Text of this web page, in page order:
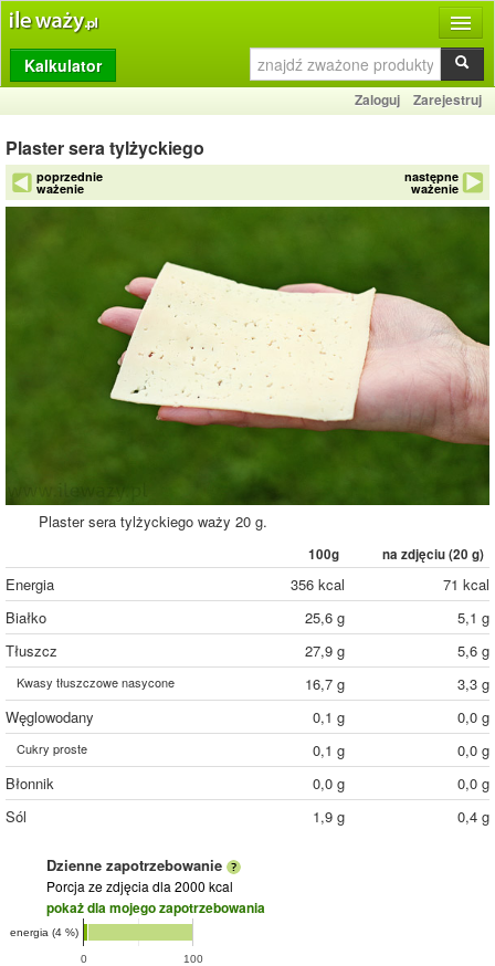
Produkty
Dziennik
Przelicznik
Porównywarka
Kalkulator
Zaloguj Zarejestruj
Plaster sera tylżyckiego
poprzednie
ważenie
następne
ważenie
Plaster sera tylżyckiego waży 20 g.
100g na zdjęciu (20 g)
Energia 356 kcal
71 kcal
Białko
25,6 g
5,1 g
Tłuszcz
27,9 g 5,6 g
Kwasy tłuszczowe nasycone 16,7 g
3,3 g
Węglowodany
0,1 g 0,0 g
Cukry proste 0,1 g
0,0 g
Błonnik
0,0 g
0,0 g
Sól
1,9 g 0,4 g
Dzienne zapotrzebowanie
Porcja ze zdjęcia dla 2000 kcal
pokaż dla mojego zapotrzebowania
0 100
energia (4 %)